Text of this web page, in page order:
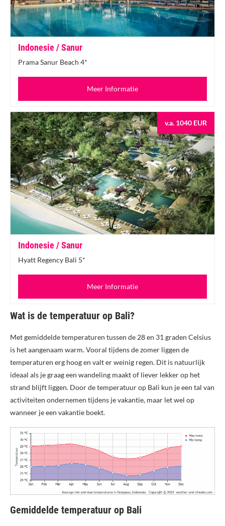
Indonesie / Sanur
Prama Sanur Beach 4*
Meer Informatie
v.a. 1040 EUR
Indonesie / Sanur
Hyatt Regency Bali 5*
Meer Informatie
Wat is de temperatuur op Bali?
Met gemiddelde temperaturen tussen de 28 en 31 graden Celsius
is het aangenaam warm. Vooral tijdens de zomer liggen de
temperaturen erg hoog en valt er weinig regen. Dit is natuurlijk
ideaal als je graag een wandeling maakt of liever lekker op het
strand blijft liggen. Door de temperatuur op Bali kun je een tal van
activiteiten ondernemen tijdens je vakantie, maar let wel op
wanneer je een vakantie boekt.
Gemiddelde temperatuur op Bali